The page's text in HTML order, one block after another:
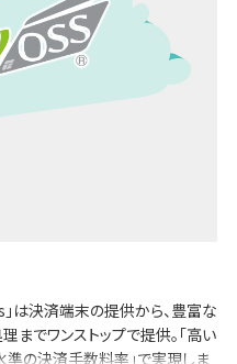
は決済端末の提供から、豊富な
までワンストップで提供。「高い
準の決済手数料率」で実現しま